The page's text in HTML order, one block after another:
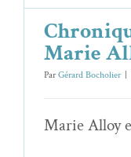
Marie
ParGérard Bocholier |
Marie Alloy